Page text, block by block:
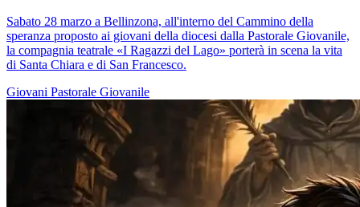
Sabato 28 marzo a Bellinzona, all'interno del Cammino della
speranza proposto ai giovani della diocesi dalla Pastorale Giovanile,
la compagnia teatrale «I Ragazzi del Lago» porterà in scena la vita
di Santa Chiara e di San Francesco.
Giovani Pastorale Giovanile